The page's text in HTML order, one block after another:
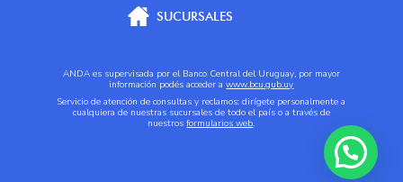
SUCURSALES
ANDA es supervisada por el Banco Central del Uruguay, por mayor
información podés acceder awww.bcu.gub.uy
Servicio de atención de consultas y reclamos: dirígete personalmente a
cualquiera de nuestras sucursales de todo el país o a través de
nuestrosformularios web.